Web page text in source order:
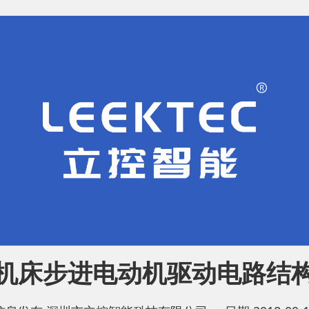
床步进电动机驱动电路结